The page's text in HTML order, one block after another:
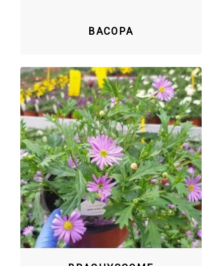
BACOPA